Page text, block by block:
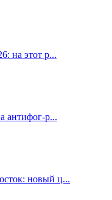
на этот р...
антифог-р...
новый ц...